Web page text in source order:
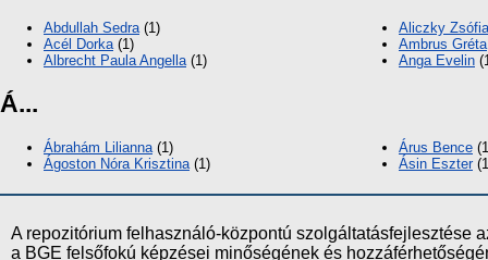
Abdullah Sedra(1)
Acél Dorka(1)
Albrecht Paula Angella(1)
Aliczky Zsófia
Ambrus Gréta
Anga Evelin
Á...
Ábrahám Lilianna(1)
Ágoston Nóra Krisztina(1)
Árus Bence
Ásin Eszter
A repozitórium felhasználó-központú szolgáltatásfejlesztése
a BGE felsőfokú képzései minőségének és